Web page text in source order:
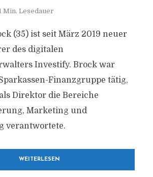
Min. Lesedauer
(35) ist seit März 2019 neuer
des digitalen
Investify. Brock war
Finanzgruppe tätig,
Direktor die Bereiche
Marketing und
verantwortete.
WEITERLESEN